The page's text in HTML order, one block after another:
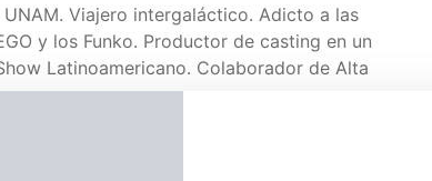
Viajero intergaláctico. Adicto a las
y los Funko. Productor de casting en un
Latinoamericano. Colaborador de Alta